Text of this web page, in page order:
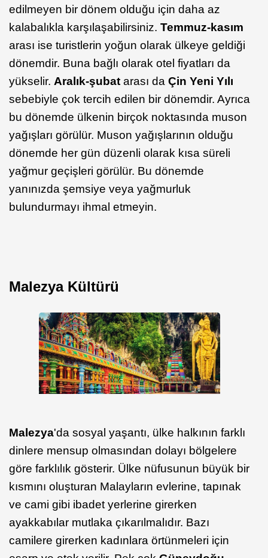
edilmeyen bir dönem olduğu için daha az
kalabalıkla karşılaşabilirsiniz. Temmuz-kasım
arası ise turistlerin yoğun olarak ülkeye geldiği
dönemdir. Buna bağlı olarak otel fiyatları da
yükselir. Aralık-şubat arası da Çin Yeni Yılı
sebebiyle çok tercih edilen bir dönemdir. Ayrıca
bu dönemde ülkenin birçok noktasında muson
yağışları görülür. Muson yağışlarının olduğu
dönemde her gün düzenli olarak kısa süreli
yağmur geçişleri görülür. Bu dönemde
yanınızda şemsiye veya yağmurluk
bulundurmayı ihmal etmeyin.
Malezya Kültürü
Malezya'da sosyal yaşantı, ülke halkının farklı
dinlere mensup olmasından dolayı bölgelere
göre farklılık gösterir. Ülke nüfusunun büyük bir
kısmını oluşturan Malayların evlerine, tapınak
ve cami gibi ibadet yerlerine girerken
ayakkabılar mutlaka çıkarılmalıdır. Bazı
camilere girerken kadınlara örtünmeleri için